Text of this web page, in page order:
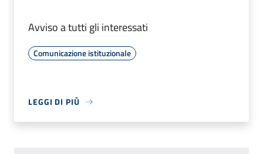
Avviso a tutti gli interessati
Comunicazione istituzionale
LEGGI DI PIÙ